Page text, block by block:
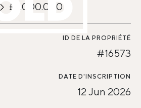
£9.000.000
ID DE LA PROPRIÉTÉ
#16573
DATE D'INSCRIPTION
12 Jun 2026